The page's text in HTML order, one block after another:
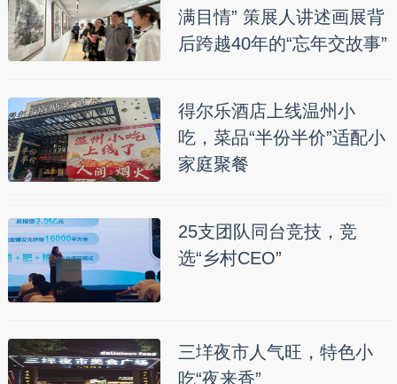
满目情” 策展人讲述画展背
后跨越40年的“忘年交故事”
得尔乐酒店上线温州小
吃，菜品“半份半价”适配小
家庭聚餐
25支团队同台竞技，竞
选“乡村CEO”
三垟夜市人气旺，特色小
吃“夜来香”